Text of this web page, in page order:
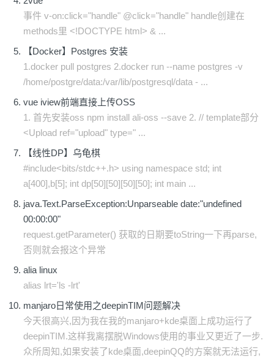
事件 v-on:click="handle" @click="handle" handle创建在
methods里 <!DOCTYPE html> & ...
【Docker】Postgres 安装
1.docker pull postgres 2.docker run --name postgres -v
/home/postgre/data:/var/lib/postgresql/data - ...
vue iview前端直接上传OSS
1. 首先安装oss npm install ali-oss --save 2. // template部分
<Upload ref="upload" type=" ...
【线性DP】乌龟棋
#include<bits/stdc++.h> using namespace std; int
a[400],b[5]; int dp[50][50][50][50]; int main ...
java.Text.ParseException:Unparseable date:"undefined
00:00:00"
request.getParameter() 获取的日期要toString一下再parse,
否则就会报这个异常
alia linux
alias lrt='ls -lrt'
manjaro日常使用之deepinTIM问题解决
今天很高兴,因为我在我的manjaro+kde桌面上成功运行了
deepinTIM.这样我离摆脱Windows使用的事业又更近了一步.
众所周知,如果安装了kde桌面,deepinQQ的方案就无法运行,